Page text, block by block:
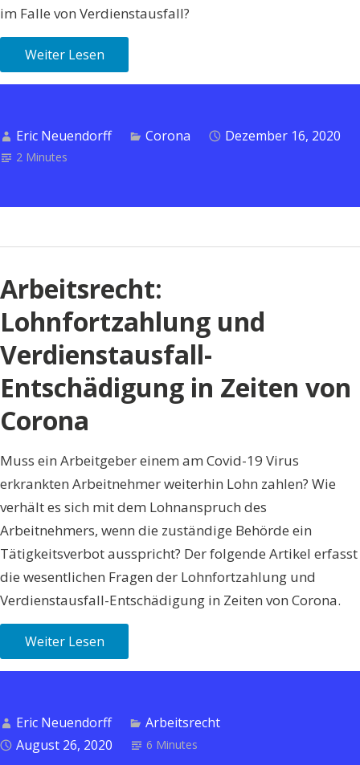
im Falle von Verdienstausfall?
Weiter Lesen
Eric Neuendorff Corona Dezember 16, 2020
2 Minutes
Arbeitsrecht:
Lohnfortzahlung und
Verdienstausfall-
Entschädigung in Zeiten von
Corona
Muss ein Arbeitgeber einem am Covid-19 Virus
erkrankten Arbeitnehmer weiterhin Lohn zahlen? Wie
verhält es sich mit dem Lohnanspruch des
Arbeitnehmers, wenn die zuständige Behörde ein
Tätigkeitsverbot ausspricht? Der folgende Artikel erfasst
die wesentlichen Fragen der Lohnfortzahlung und
Verdienstausfall-Entschädigung in Zeiten von Corona.
Weiter Lesen
Eric Neuendorff
Arbeitsrecht
August 26, 2020
6 Minutes